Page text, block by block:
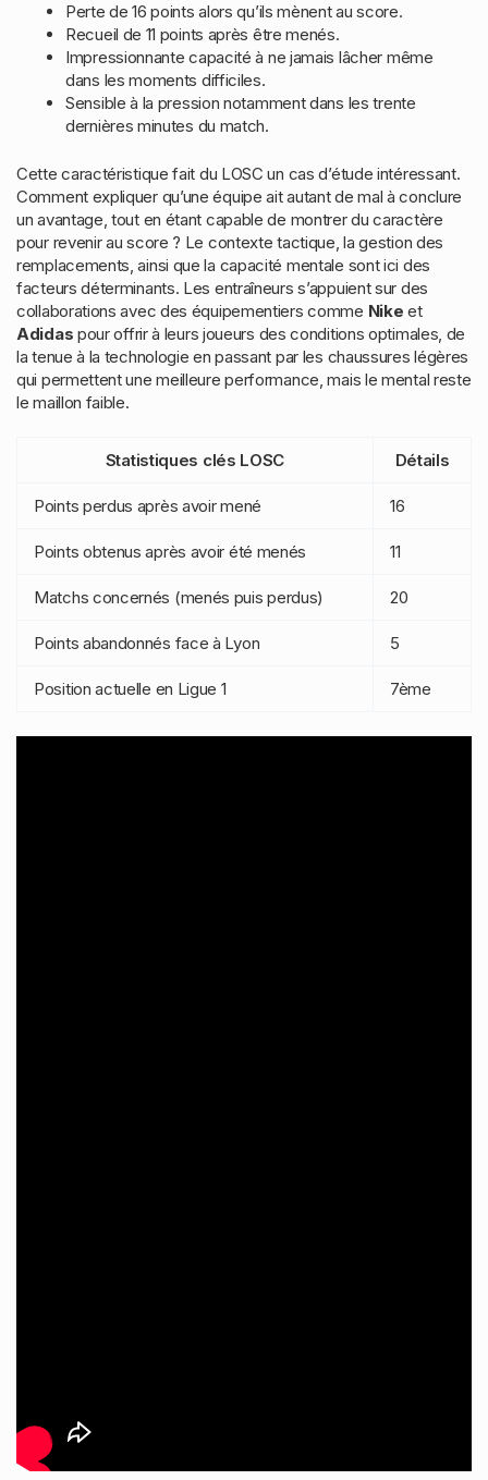
Perte de 16 points alors qu’ils mènent au score.
Recueil de 11 points après être menés.
Impressionnante capacité à ne jamais lâcher même
dans les moments difficiles.
Sensible à la pression notamment dans les trente
dernières minutes du match.
Cette caractéristique fait du LOSC un cas d’étude intéressant.
Comment expliquer qu’une équipe ait autant de mal à conclure
un avantage, tout en étant capable de montrer du caractère
pour revenir au score ? Le contexte tactique, la gestion des
remplacements, ainsi que la capacité mentale sont ici des
facteurs déterminants. Les entraîneurs s’appuient sur des
collaborations avec des équipementiers comme Nike et
Adidas pour offrir à leurs joueurs des conditions optimales, de
la tenue à la technologie en passant par les chaussures légères
qui permettent une meilleure performance, mais le mental reste
le maillon faible.
Statistiques clés LOSC Détails
Points perdus après avoir mené 16
Points obtenus après avoir été menés 11
Matchs concernés (menés puis perdus) 20
Points abandonnés face à Lyon 5
Position actuelle en Ligue 1 7ème